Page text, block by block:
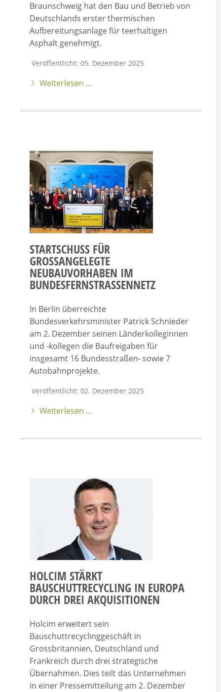
Braunschweig hat den Bau und Betrieb von
Deutschlands erster thermischen
Aufbereitungsanlage für teerhaltigen
Asphalt genehmigt.
Veröffentlicht: 05. Dezember 2025
Weiterlesen …
STARTSCHUSS FÜR
GROSSANGELEGTE N
EUBAUVORHABEN IM B
UNDESFERNSTRASSENNETZ
In Berlin überreichte
Bundesverkehrsminister Patrick Schnieder
am 2. Dezember seinen Länderkolleginnen
und -kollegen die Baufreigaben für
insgesamt 16 Bundesstraßen- sowie 7
Autobahnprojekte.
Veröffentlicht: 02. Dezember 2025
Weiterlesen …
HOLCIM STÄRKT
BAUSCHUTTRECYCLING IN EUROPA
DURCH DREI AKQUISITIONEN
Holcim erweitert sein
Bauschuttrecyclinggeschäft in
Grossbritannien, Deutschland und
Frankreich durch drei strategische
Übernahmen. Dies teilt das Unternehmen
in einer Pressemitteilung am 2. Dezember